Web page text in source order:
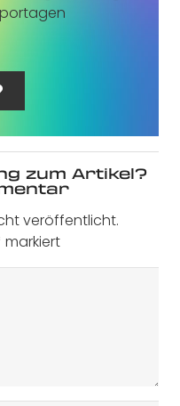
zum Artikel?
veröffentlicht.
markiert